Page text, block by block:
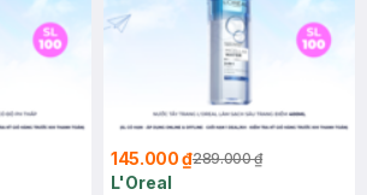
145.000 ₫289.000 ₫
L'Oreal